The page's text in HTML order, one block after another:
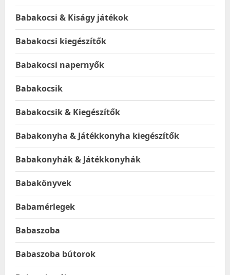
Babakocsi & Kiságy játékok
Babakocsi kiegészítők
Babakocsi napernyők
Babakocsik
Babakocsik & Kiegészítők
Babakonyha & Játékkonyha kiegészítők
Babakonyhák & Játékkonyhák
Babakönyvek
Babamérlegek
Babaszoba
Babaszoba bútorok